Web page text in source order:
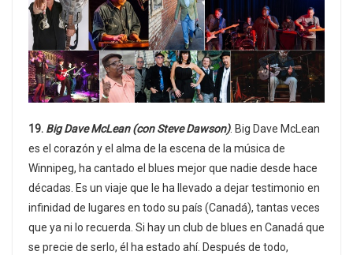
19. Big Dave McLean (con Steve Dawson). Big Dave McLean
es el corazón y el alma de la escena de la música de
Winnipeg, ha cantado el blues mejor que nadie desde hace
décadas. Es un viaje que le ha llevado a dejar testimonio en
infinidad de lugares en todo su país (Canadá), tantas veces
que ya ni lo recuerda. Si hay un club de blues en Canadá que
se precie de serlo, él ha estado ahí. Después de todo,